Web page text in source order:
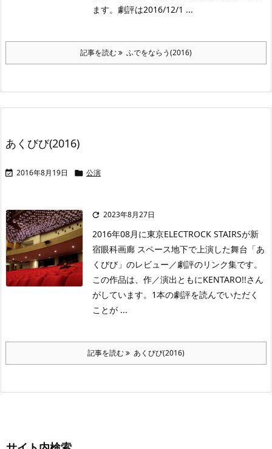
ます。劇評は2016/12/1 ...
記事を読む ふでをならう(2016)
あくびび(2016)
 2016年8月19日  公演
 2023年8月27日
2016年08月に東京ELECTROCK STAIRSが新
宿眼科画廊 スペース地下で上演した舞台「あ
くびび」のレビュー／劇評のリンク集です。
この作品は、作／演出ともにKENTARO!!さん
がしています。1本の劇評を読んでいただく
ことが ...
記事を読む あくびび(2016)